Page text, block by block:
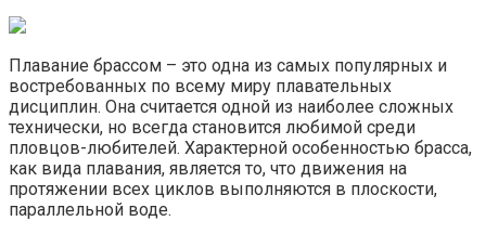
Плавание брассом – это одна из самых популярных и
востребованных по всему миру плавательных
дисциплин. Она считается одной из наиболее сложных
технически, но всегда становится любимой среди
пловцов-любителей. Характерной особенностью брасса,
как вида плавания, является то, что движения на
протяжении всех циклов выполняются в плоскости,
параллельной воде.